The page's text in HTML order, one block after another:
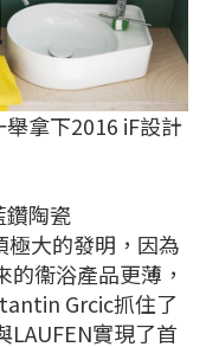
拿下2016 iF設計
鑽陶瓷
極大的發明，因為
衞浴產品更薄，
Grcic抓住了
LAUFEN實現了首